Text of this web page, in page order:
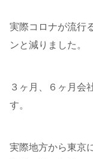
実際コロナが流行
ンと減りました。
３ヶ月、６ヶ月会
す。
実際地方から東京